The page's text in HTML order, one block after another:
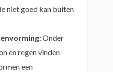
niet goed kan buiten
Onder
en regen vinden
een